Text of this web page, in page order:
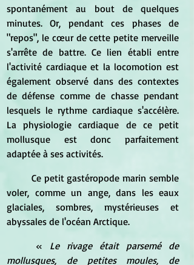
spontanément au bout de quelques
minutes. Or, pendant ces phases de
"repos", le cœur de cette petite merveille
s'arrête de battre. Ce lien établi entre
l'activité cardiaque et la locomotion est
également observé dans des contextes
de défense comme de chasse pendant
lesquels le rythme cardiaque s'accélère.
La physiologie cardiaque de ce petit
mollusque est donc parfaitement
adaptée à ses activités.
voler, comme un ange, dans les eaux
glaciales, sombres, mystérieuses et
abyssales de l'océan Arctique.
	«
Le rivage était parsemé de
mollusques, de petites moules, de